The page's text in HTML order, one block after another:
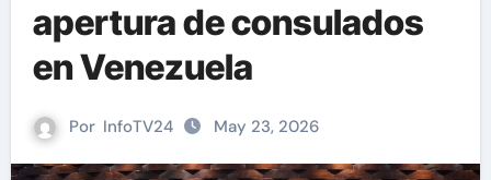
apertura de consulados
en Venezuela
Por InfoTV24 May 23, 2026